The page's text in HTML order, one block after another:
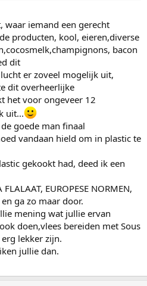
waar iemand een gerecht
producten, kool, eieren,diverse
bacon
dit
er zoveel mogelijk uit,
dit overheerlijke
het voor ongeveer 12
uit...
goede man finaal
vandaan hield om in plastic te
gekookt had, deed ik een
EUROPESE NORMEN,
ga zo maar door.
mening wat jullie ervan
doen,vlees bereiden met Sous
lekker zijn.
jullie dan.